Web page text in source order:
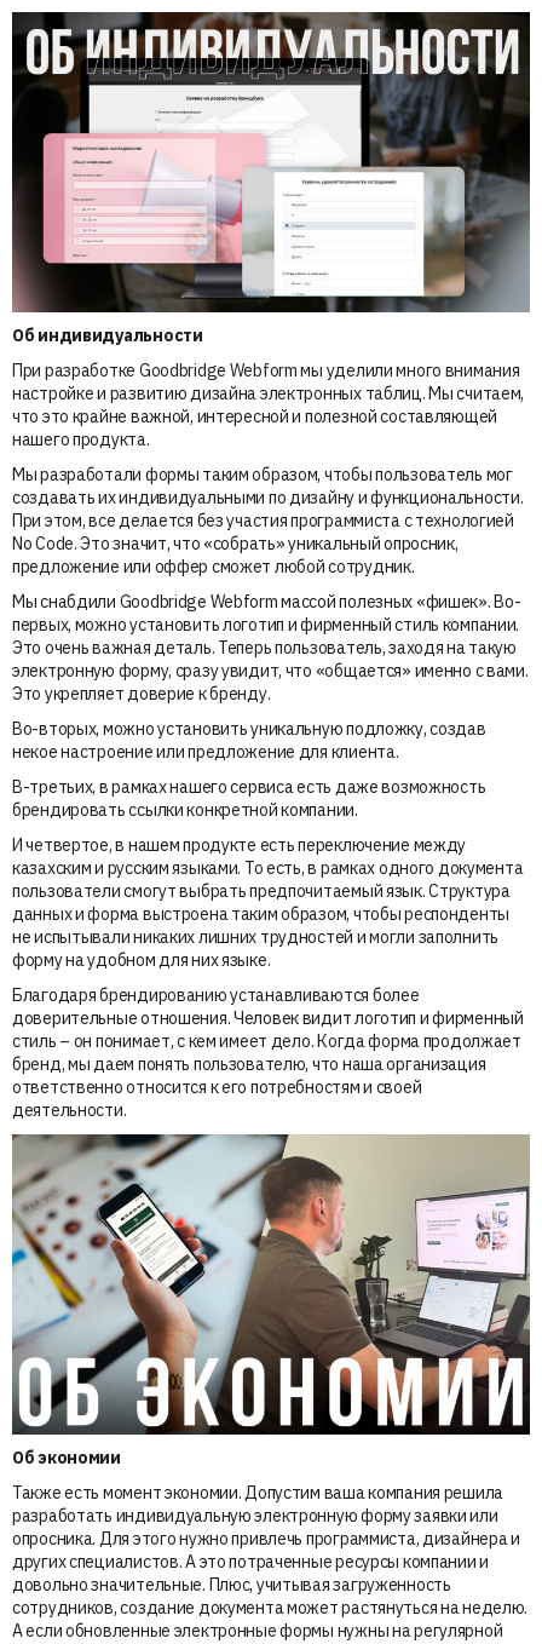
Об индивидуальности
При разработке Goodbridge Webform мы уделили много внимания
настройке и развитию дизайна электронных таблиц. Мы считаем,
что это крайне важной, интересной и полезной составляющей
нашего продукта.
Мы разработали формы таким образом, чтобы пользователь мог
создавать их индивидуальными по дизайну и функциональности.
При этом, все делается без участия программиста с технологией
No Code. Это значит, что «собрать» уникальный опросник,
предложение или оффер сможет любой сотрудник.
Мы снабдили Goodbridge Webform массой полезных «фишек». Во-
первых, можно установить логотип и фирменный стиль компании.
Это очень важная деталь. Теперь пользователь, заходя на такую
электронную форму, сразу увидит, что «общается» именно с вами.
Это укрепляет доверие к бренду.
Во-вторых, можно установить уникальную подложку, создав
некое настроение или предложение для клиента.
В-третьих, в рамках нашего сервиса есть даже возможность
брендировать ссылки конкретной компании.
И четвертое, в нашем продукте есть переключение между
казахским и русским языками. То есть, в рамках одного документа
пользователи смогут выбрать предпочитаемый язык. Структура
данных и форма выстроена таким образом, чтобы респонденты
не испытывали никаких лишних трудностей и могли заполнить
форму на удобном для них языке.
Благодаря брендированию устанавливаются более
доверительные отношения. Человек видит логотип и фирменный
стиль – он понимает, с кем имеет дело. Когда форма продолжает
бренд, мы даем понять пользователю, что наша организация
ответственно относится к его потребностям и своей
деятельности.
Об экономии
Также есть момент экономии. Допустим ваша компания решила
разработать индивидуальную электронную форму заявки или
опросника. Для этого нужно привлечь программиста, дизайнера и
других специалистов. А это потраченные ресурсы компании и
довольно значительные. Плюс, учитывая загруженность
сотрудников, создание документа может растянуться на неделю.
А если обновленные электронные формы нужны на регулярной